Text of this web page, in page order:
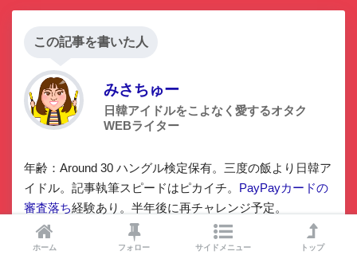
この記事を書いた人
みさちゅー
日韓アイドルをこよなく愛するオタク
WEBライター
年齢：Around 30 ハングル検定保有。三度の飯より日韓ア
イドル。記事執筆スピードはピカイチ。 PayPayカードの
審査落ち経験あり。半年後に再チャレンジ予定。
ホーム フォロー サイドメニュー トップ